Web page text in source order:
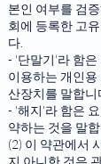
본인 여부를 검
회에 등록한 고
다.
- '단말기'라 함은
이용하는 개인용
산장치를 말합니
- '해지'라 함은
약하는 것을 말합
(2) 이 약관에서
지 아니한 것은